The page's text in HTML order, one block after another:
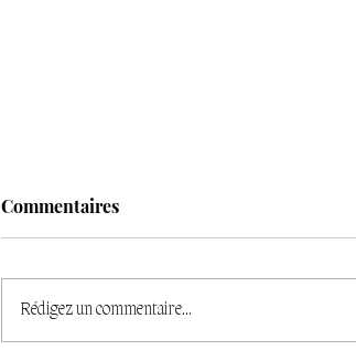
Commentaires
Rédigez un commentaire...